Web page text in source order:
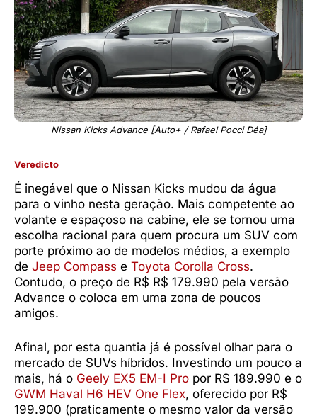
Nissan Kicks Advance [Auto+ / Rafael Pocci Déa]
Veredicto
É inegável que o Nissan Kicks mudou da água
para o vinho nesta geração. Mais competente ao
volante e espaçoso na cabine, ele se tornou uma
escolha racional para quem procura um SUV com
porte próximo ao de modelos médios, a exemplo
de Jeep Compass e Toyota Corolla Cross.
Contudo, o preço de R$ R$ 179.990 pela versão
Advance o coloca em uma zona de poucos
amigos.
Afinal, por esta quantia já é possível olhar para o
mercado de SUVs híbridos. Investindo um pouco a
mais, há o Geely EX5 EM-I Pro por R$ 189.990 e o
GWM Haval H6 HEV One Flex, oferecido por R$
199.900 (praticamente o mesmo valor da versão